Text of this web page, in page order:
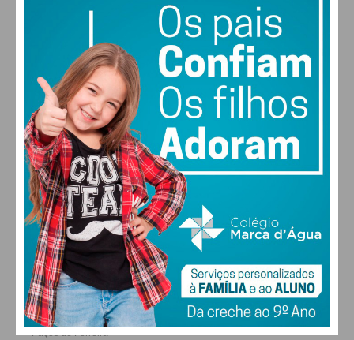
Eu li e concordo com ostermos e
condições
25 °
SEX
27
SÁB
28
DOM
29
SEG
ALTERAR
FARMACIAS DE SERVIÇO EM PAÇOS DE
FERREIRA